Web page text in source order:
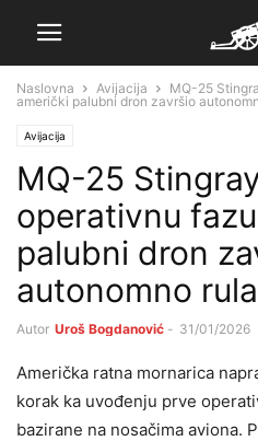
Naslovna Avijacija
MQ-25
američki palubni dron završio
Avijacija
MQ-25
operativnu
palubni dron
autonomno
Autor Uroš Bogdanović - 31/01/2026
Američka ratna mornarica
korak ka uvođenju prve
bazirane na nosačima aviona.